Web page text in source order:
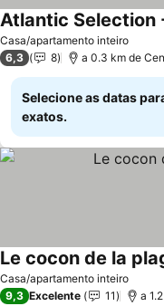
Casa/apartamento inteiro
Ver preços
6,3 8 a 0.3 km de
Selecione as datas
exatos.
Casa/apartamento inteiro
Le cocon de la
9,3 Excelente 11 a